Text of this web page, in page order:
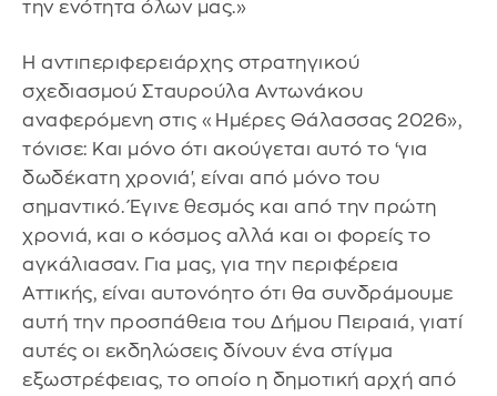
την ενότητα όλων μας.»
Η αντιπεριφερειάρχης στρατηγικού
σχεδιασμού Σταυρούλα Αντωνάκου
αναφερόμενη στις «Ημέρες Θάλασσας 2026»,
τόνισε: Και μόνο ότι ακούγεται αυτό το ‘για
δωδέκατη χρονιά', είναι από μόνο του
σημαντικό. Έγινε θεσμός και από την πρώτη
χρονιά, και ο κόσμος αλλά και οι φορείς το
αγκάλιασαν. Για μας, για την περιφέρεια
Αττικής, είναι αυτονόητο ότι θα συνδράμουμε
αυτή την προσπάθεια του Δήμου Πειραιά, γιατί
αυτές οι εκδηλώσεις δίνουν ένα στίγμα
εξωστρέφειας, το οποίο η δημοτική αρχή από